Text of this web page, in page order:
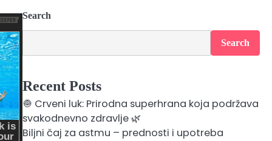
Search
Search
Recent Posts
🧅 Crveni luk: Prirodna superhrana koja podržava
svakodnevno zdravlje 🌿
Biljni čaj za astmu – prednosti i upotreba